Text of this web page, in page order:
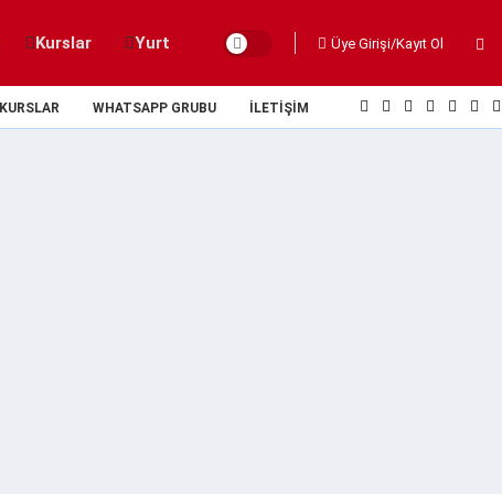
Kurslar Yurt Üye Girişi/Kayıt Ol
KURSLAR WHATSAPP GRUBU İLETIŞIM